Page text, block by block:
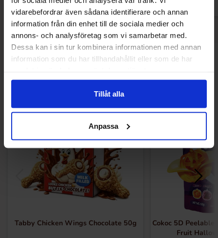
vidarebefordrar även sådana identifierare och annan
information från din enhet till de sociala medier och
annons- och analysföretag som vi samarbetar med.
Dessa kan i sin tur kombinera informationen med annan
information som du har tillhandahållit eller som de har
Tillåt alla
Anpassa
Andra gillade
-30%
Tabby Chicken Wings Chocolate 50g
-50%
Cokoc 5D Peelable
Fruit